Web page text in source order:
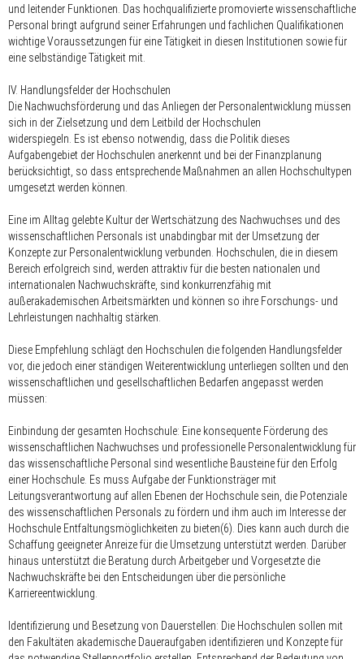
und leitender Funktionen. Das hochqualifizierte promovierte wissenschaftliche
Personal bringt aufgrund seiner Erfahrungen und fachlichen Qualifikationen
wichtige Voraussetzungen für eine Tätigkeit in diesen Institutionen sowie für
eine selbständige Tätigkeit mit.
IV. Handlungsfelder der Hochschulen
Die Nachwuchsförderung und das Anliegen der Personalentwicklung müssen
sich in der Zielsetzung und dem Leitbild der Hochschulen
widerspiegeln. Es ist ebenso notwendig, dass die Politik dieses
Aufgabengebiet der Hochschulen anerkennt und bei der Finanzplanung
berücksichtigt, so dass entsprechende Maßnahmen an allen Hochschultypen
umgesetzt werden können.
Eine im Alltag gelebte Kultur der Wertschätzung des Nachwuchses und des
wissenschaftlichen Personals ist unabdingbar mit der Umsetzung der
Konzepte zur Personalentwicklung verbunden. Hochschulen, die in diesem
Bereich erfolgreich sind, werden attraktiv für die besten nationalen und
internationalen Nachwuchskräfte, sind konkurrenzfähig mit
außerakademischen Arbeitsmärkten und können so ihre Forschungs- und
Lehrleistungen nachhaltig stärken.
Diese Empfehlung schlägt den Hochschulen die folgenden Handlungsfelder
vor, die jedoch einer ständigen Weiterentwicklung unterliegen sollten und den
wissenschaftlichen und gesellschaftlichen Bedarfen angepasst werden
müssen:
Einbindung der gesamten Hochschule: Eine konsequente Förderung des
wissenschaftlichen Nachwuchses und professionelle Personalentwicklung für
das wissenschaftliche Personal sind wesentliche Bausteine für den Erfolg
einer Hochschule. Es muss Aufgabe der Funktionsträger mit
Leitungsverantwortung auf allen Ebenen der Hochschule sein, die Potenziale
des wissenschaftlichen Personals zu fördern und ihm auch im Interesse der
Hochschule Entfaltungsmöglichkeiten zu bieten(6). Dies kann auch durch die
Schaffung geeigneter Anreize für die Umsetzung unterstützt werden. Darüber
hinaus unterstützt die Beratung durch Arbeitgeber und Vorgesetzte die
Nachwuchskräfte bei den Entscheidungen über die persönliche
Karriereentwicklung.
Identifizierung und Besetzung von Dauerstellen: Die Hochschulen sollen mit
den Fakultäten akademische Daueraufgaben identifizieren und Konzepte für